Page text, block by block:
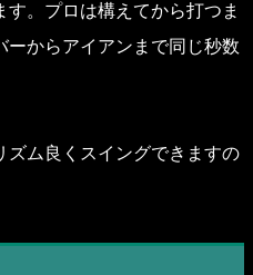
。プロは構えてから打つま
ーからアイアンまで同じ秒数
ズム良くスイングできますの